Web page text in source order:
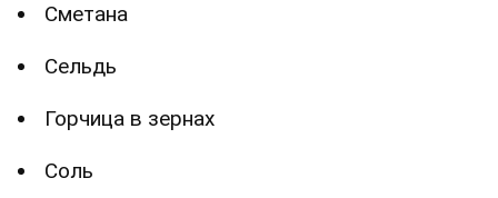
Сметана
Сельдь
Горчица в зернах
Соль